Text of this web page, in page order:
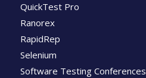
QuickTest Pro
Ranorex
RapidRep
Selenium
Software Testing Conferences